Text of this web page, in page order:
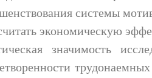
системы
экономическую
значимость